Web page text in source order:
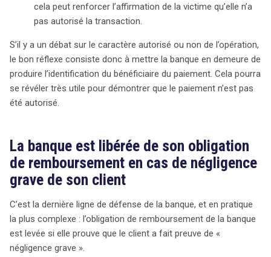
cela peut renforcer l’affirmation de la victime qu’elle n’a
pas autorisé la transaction.
S’il y a un débat sur le caractère autorisé ou non de l’opération,
le bon réflexe consiste donc à mettre la banque en demeure de
produire l’identification du bénéficiaire du paiement. Cela pourra
se révéler très utile pour démontrer que le paiement n’est pas
été autorisé.
La banque est libérée de son obligation
de remboursement en cas de négligence
grave de son client
C’est la dernière ligne de défense de la banque, et en pratique
la plus complexe : l’obligation de remboursement de la banque
est levée si elle prouve que le client a fait preuve de «
négligence grave ».
search